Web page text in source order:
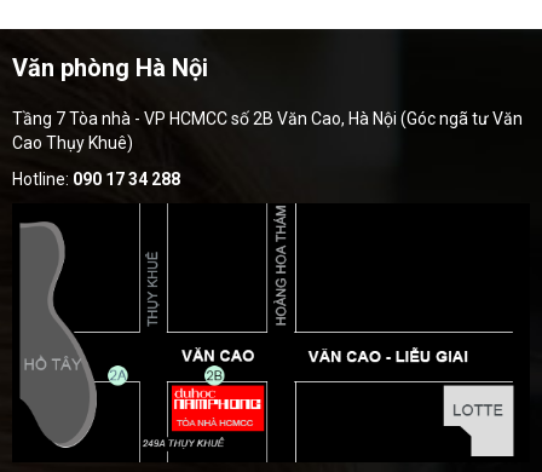
Văn phòng Hà Nội
Tầng 7 Tòa nhà - VP HCMCC số 2B Văn Cao, Hà Nội (Góc ngã tư Văn
Cao Thụy Khuê)
Hotline: 090 17 34 288